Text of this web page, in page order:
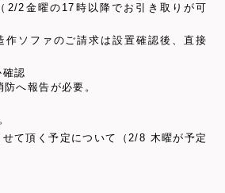
2/2金曜の17時以降でお引き取りが可
作ソファのご請求は設置確認後、直接
認
へ報告が必要。
て頂く予定について（2/8 木曜が予定